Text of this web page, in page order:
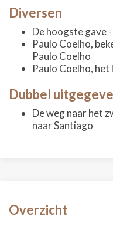
Diversen
De hoogste gave
Paulo Coelho,
Paulo Coelho
Paulo Coelho,
Dubbel
De weg naar het
naar Santiago
Overzicht